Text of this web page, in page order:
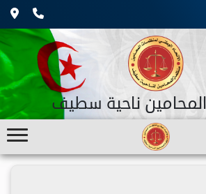
ناحية سطيف